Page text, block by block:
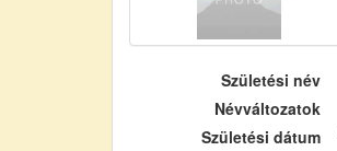
Születési név
Névváltozatok
Születési dátum